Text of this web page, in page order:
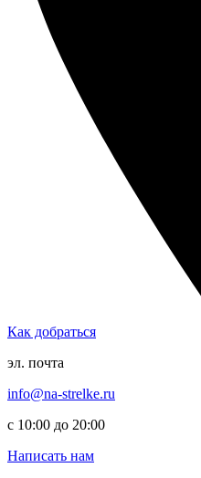
Как добраться
эл. почта
info@na-strelke.ru
с 10:00 до 20:00
Написать нам